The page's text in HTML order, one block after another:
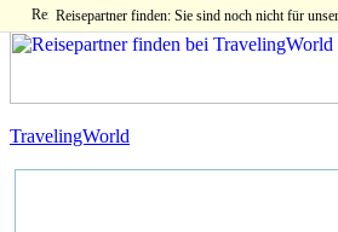
Reisepartner finden: Sie sind noch nicht für
TravelingWorld